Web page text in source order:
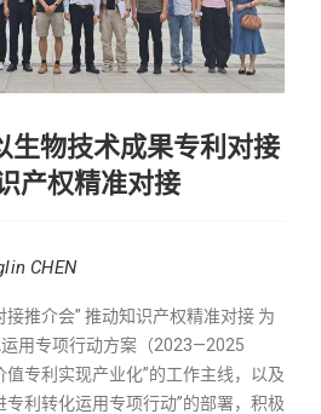
生物技术成果专利对接
产权精准对接
CHEN
推介会” 推动知识产权精准对接 为
用专项行动方案（2023—2025
专利实现产业化”的工作主线，以及
专利转化运用专项行动”的部署，积极